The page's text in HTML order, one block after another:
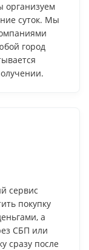
организуем
суток. Мы
город
сервис
покупку
а
СБП или
сразу после